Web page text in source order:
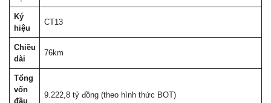
Ký
hiệu
CT13
Chiều
dài
76km
Tổng
vốn
đầu
9.222,8 tỷ đồng (theo hình thức BOT)